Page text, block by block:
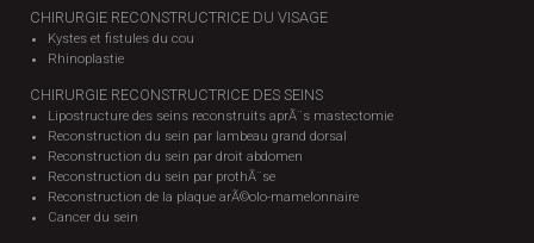
CHIRURGIE RECONSTRUCTRICE DU VISAGE
Kystes et fistules du cou
Rhinoplastie
CHIRURGIE RECONSTRUCTRICE DES SEINS
Lipostructure des seins reconstruits aprÃ¨s mastectomie
Reconstruction du sein par lambeau grand dorsal
Reconstruction du sein par droit abdomen
Reconstruction du sein par prothÃ¨se
Reconstruction de la plaque arÃ©olo-mamelonnaire
Cancer du sein